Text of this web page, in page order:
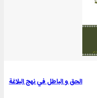
الحق و الباطل في نهج البلاغة